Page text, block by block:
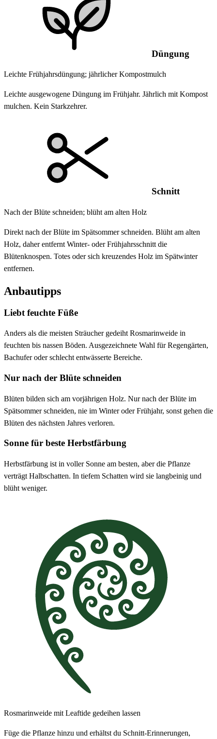
Düngung
Leichte Frühjahrsdüngung; jährlicher Kompostmulch
Leichte ausgewogene Düngung im Frühjahr. Jährlich mit Kompost
mulchen. Kein Starkzehrer.
Schnitt
Nach der Blüte schneiden; blüht am alten Holz
Direkt nach der Blüte im Spätsommer schneiden. Blüht am alten
Holz, daher entfernt Winter- oder Frühjahrsschnitt die
Blütenknospen. Totes oder sich kreuzendes Holz im Spätwinter
entfernen.
Anbautipps
Liebt feuchte Füße
Anders als die meisten Sträucher gedeiht Rosmarinweide in
feuchten bis nassen Böden. Ausgezeichnete Wahl für Regengärten,
Bachufer oder schlecht entwässerte Bereiche.
Nur nach der Blüte schneiden
Blüten bilden sich am vorjährigen Holz. Nur nach der Blüte im
Spätsommer schneiden, nie im Winter oder Frühjahr, sonst gehen die
Blüten des nächsten Jahres verloren.
Sonne für beste Herbstfärbung
Herbstfärbung ist in voller Sonne am besten, aber die Pflanze
verträgt Halbschatten. In tiefem Schatten wird sie langbeinig und
blüht weniger.
Rosmarinweide mit Leaftide gedeihen lassen
Füge die Pflanze hinzu und erhältst du Schnitt-Erinnerungen,